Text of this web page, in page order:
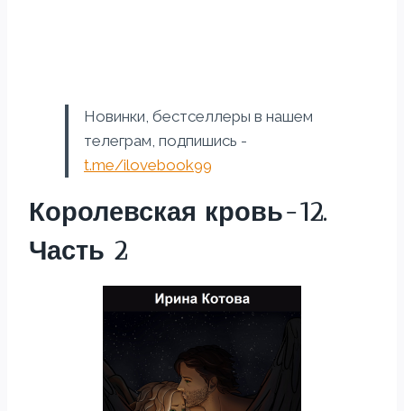
Новинки, бестселлеры в нашем
телеграм, подпишись -
t.me/ilovebook99
Королевская кровь-12.
Часть 2